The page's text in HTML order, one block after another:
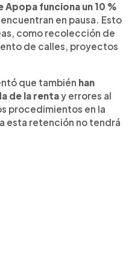
Apopa funciona un 10 %
en pausa. Esto
como recolección de
de calles, proyectos
que también han
de la rentay errores al
procedimientos en la
esta retención no tendrá